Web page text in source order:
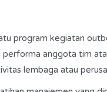
program kegiatan
anggota tim
lembaga atau